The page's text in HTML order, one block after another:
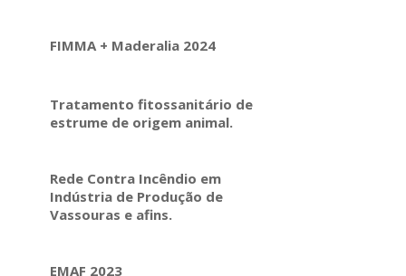
FIMMA + Maderalia 2024
Tratamento fitossanitário de
estrume de origem animal.
Rede Contra Incêndio em
Indústria de Produção de
Vassouras e afins.
EMAF 2023